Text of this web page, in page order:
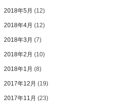
2018年5月 (12)
2018年4月 (12)
2018年3月 (7)
2018年2月 (10)
2018年1月 (8)
2017年12月 (19)
2017年11月 (23)